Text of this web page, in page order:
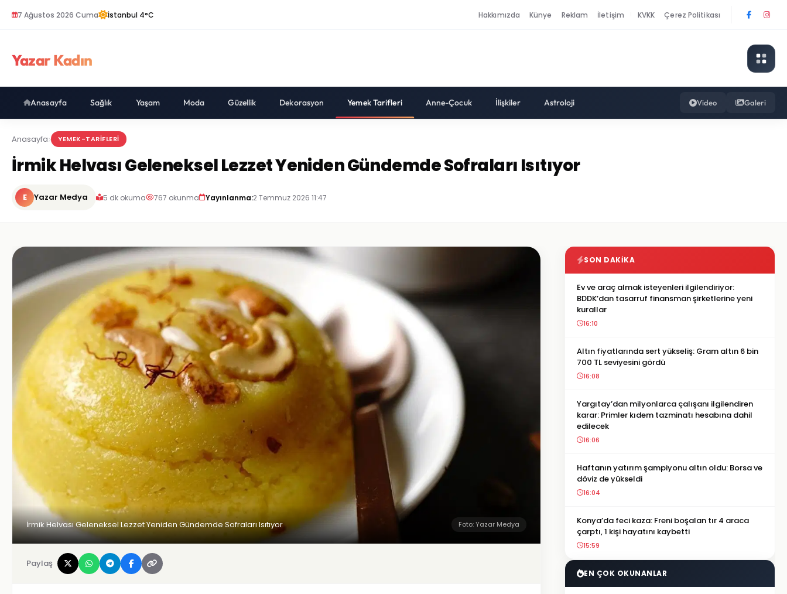
7 Ağustos 2026 Cuma İstanbul 4°C Hakkımızda Künye Reklam İletişim KVKK Çerez Politikası
Yazar Kadın
Anasayfa Sağlık Yaşam Moda Güzellik Dekorasyon Yemek Tarifleri Anne-Çocuk İlişkiler Astroloji Video Galeri
Anasayfa YEMEK-TARIFLERI
İrmik Helvası Geleneksel Lezzet Yeniden Gündemde Sofraları Isıtıyor
E Yazar Medya 5 dk okuma 767 okunma Yayınlanma:2 Temmuz 2026 11:47
İrmik Helvası Geleneksel Lezzet Yeniden Gündemde Sofraları Isıtıyor Foto: Yazar Medya
Paylaş
SON DAKIKA
Ev ve araç almak isteyenleri ilgilendiriyor:
BDDK’dan tasarruf finansman şirketlerine yeni
kurallar
16:10
Altın fiyatlarında sert yükseliş: Gram altın 6 bin
700 TL seviyesini gördü
16:08
Yargıtay’dan milyonlarca çalışanı ilgilendiren
karar: Primler kıdem tazminatı hesabına dahil
edilecek
16:06
Haftanın yatırım şampiyonu altın oldu: Borsa ve
döviz de yükseldi
16:04
Konya’da feci kaza: Freni boşalan tır 4 araca
çarptı, 1 kişi hayatını kaybetti
15:59
EN ÇOK OKUNANLAR